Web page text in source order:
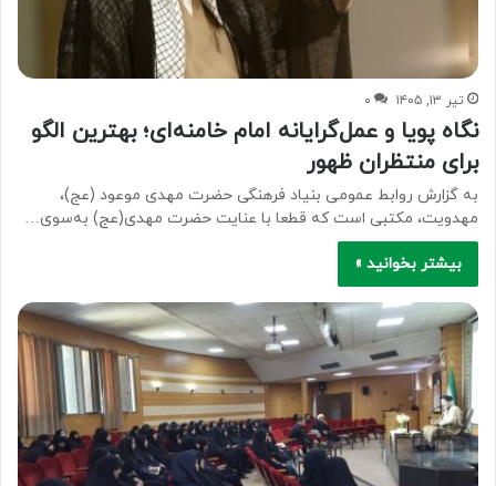
تیر ۱۳, ۱۴۰۵ ۰
نگاه پویا و عمل‌گرایانه امام خامنه‌ای؛ بهترین الگو
برای منتظران ظهور
به گزارش روابط عمومی بنیاد فرهنگی حضرت مهدی موعود (عج)،
مهدویت، مکتبی است که قطعا با عنایت حضرت مهدی(عج) به‌سوی…
بیشتر بخوانید »